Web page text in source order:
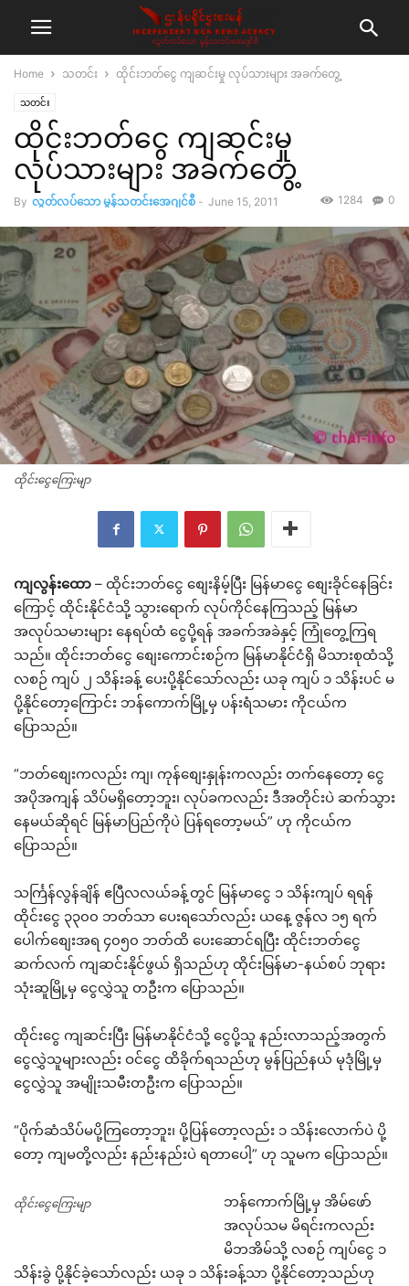
Home သတင်း ထိုင်းဘတ်ငွေ ကျဆင်းမှု လုပ်သားများ အခက်တွေ့
သတင်း
ထိုင်းဘတ်ငွေ ကျဆင်းမှု
လုပ်သားများ အခက်တွေ့
By လွတ်လပ်သော မွန်သတင်းအေဂျင်စီ - June 15, 2011 0
1284
ထိုင်းငွေကြေးမျာ
ကျလွန်းထော – ထိုင်းဘတ်ငွေ စျေးနိမ့်ပြီး မြန်မာငွေ စျေးခိုင်နေခြင်း
ကြောင့် ထိုင်းနိုင်ငံသို့ သွားရောက် လုပ်ကိုင်နေကြသည့် မြန်မာ
အလုပ်သမားများ နေရပ်ထံ ငွေပို့ရန် အခက်အခဲနှင့် ကြုံတွေ့ကြရ
သည်။ ထိုင်းဘတ်ငွေ စျေးကောင်းစဉ်က မြန်မာနိုင်ငံရှိ မိသားစုထံသို့
လစဉ် ကျပ် ၂ သိန်းခန့် ပေးပို့နိုင်သော်လည်း ယခု ကျပ် ၁ သိန်းပင် မ
ပို့နိုင်တော့ကြောင်း ဘန်ကောက်မြို့မှ ပန်းရံသမား ကိုငယ်က
ပြောသည်။
“ဘတ်စျေးကလည်း ကျ၊ ကုန်စျေးနှုန်းကလည်း တက်နေတော့ ငွေ
အပိုအကျန် သိပ်မရှိတော့ဘူး၊ လုပ်ခကလည်း ဒီအတိုင်းပဲ ဆက်သွား
နေမယ်ဆိုရင် မြန်မာပြည်ကိုပဲ ပြန်ရတော့မယ်” ဟု ကိုငယ်က
ပြောသည်။
သင်္ကြန်လွန်ချိန် ဧပြီလလယ်ခန့်တွင် မြန်မာငွေ ၁ သိန်းကျပ် ရရန်
ထိုင်းငွေ ၃၃၀၀ ဘတ်သာ ပေးရသော်လည်း ယနေ့ ဇွန်လ ၁၅ ရက်
ပေါက်စျေးအရ ၄၀၅၀ ဘတ်ထိ ပေးဆောင်ရပြီး ထိုင်းဘတ်ငွေ
ဆက်လက် ကျဆင်းနိုင်ဖွယ် ရှိသည်ဟု ထိုင်းမြန်မာ-နယ်စပ် ဘုရား
သုံးဆူမြို့မှ ငွေလွှဲသူ တဦးက ပြောသည်။
ထိုင်းငွေ ကျဆင်းပြီး မြန်မာနိုင်ငံသို့ ငွေပို့သူ နည်းလာသည့်အတွက်
ငွေလွှဲသူများလည်း ဝင်ငွေ ထိခိုက်ရသည်ဟု မွန်ပြည်နယ် မုဒုံမြို့မှ
ငွေလွှဲသူ အမျိုးသမီးတဦးက ပြောသည်။
“ပိုက်ဆံသိပ်မပို့ကြတော့ဘူး၊ ပို့ပြန်တော့လည်း ၁ သိန်းလောက်ပဲ ပို့
တော့ ကျမတို့လည်း နည်းနည်းပဲ ရတာပေါ့” ဟု သူမက ပြောသည်။
ထိုင်းငွေကြေးမျာ
ဘန်ကောက်မြို့မှ အိမ်ဖော်
အလုပ်သမ မိရင်းကလည်း
မိဘအိမ်သို့ လစဉ် ကျပ်ငွေ ၁
သိန်းခွဲ ပို့နိုင်ခဲ့သော်လည်း ယခု ၁ သိန်းခန့်သာ ပို့နိုင်တော့သည်ဟု